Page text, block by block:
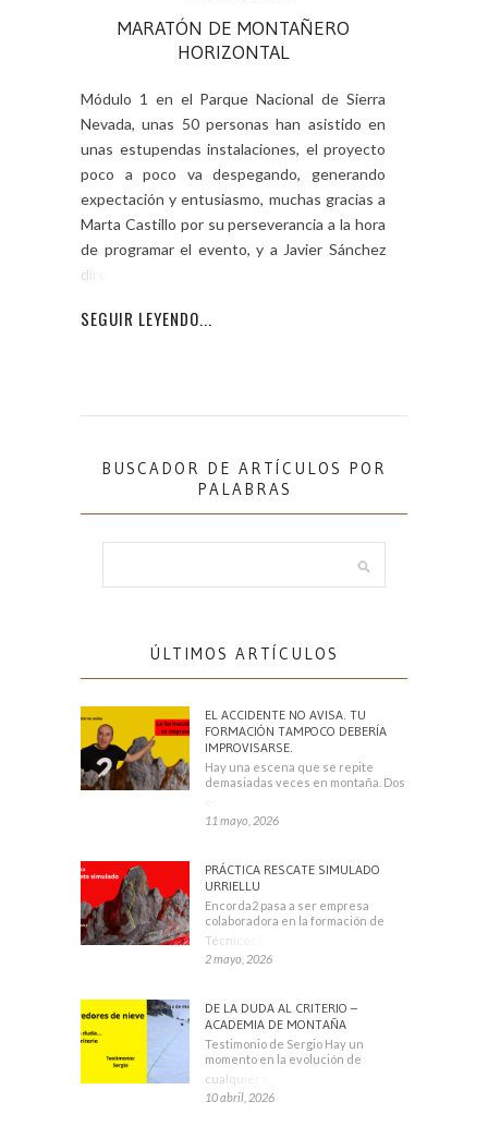
MARATÓN DE MONTAÑERO
HORIZONTAL
Módulo 1 en el Parque Nacional de Sierra
Nevada, unas 50 personas han asistido en
unas estupendas instalaciones, el proyecto
poco a poco va despegando, generando
expectación y entusiasmo, muchas gracias a
Marta Castillo por su perseverancia a la hora
de programar el evento, y a Javier Sánchez
director del
SEGUIR LEYENDO...
BUSCADOR DE ARTÍCULOS POR
PALABRAS
ÚLTIMOS ARTÍCULOS
EL ACCIDENTE NO AVISA. TU
FORMACIÓN TAMPOCO DEBERÍA
IMPROVISARSE.
Hay una escena que se repite
demasiadas veces en montaña. Dos
11 mayo, 2026
PRÁCTICA RESCATE SIMULADO
URRIELLU
Encorda2 pasa a ser empresa
colaboradora en la formación de
Técnicos Deportivos
2 mayo, 2026
DE LA DUDA AL CRITERIO –
ACADEMIA DE MONTAÑA
Testimonio de Sergio Hay un
momento en la evolución de
cualquier montañero
10 abril, 2026